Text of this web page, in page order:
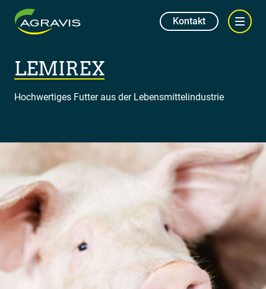
Kontakt
LEMIREX
Hochwertiges Futter aus der Lebensmittelindustrie